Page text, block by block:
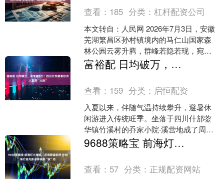
查看： 185 分类：杠杆配资公司
本文转自：人民网 2026年7月3日，安徽
芜湖繁昌区孙村镇境内的马仁山国家森
林公园云雾升腾，群峰若隐若现，宛如
一幅水墨画卷。鲁君元摄（人民图片
网）....
富裕配 日均破万，周末破3万！四川什邡避暑经济入夏即“火热”
查看： 159 分类： 启恒配资
入夏以来，伴随气温持续攀升，避暑休
闲游进入传统旺季。坐落于四川什邡蓥
华镇竹溪村的乔家小院·溪营地成了周边
市民游客的热门选择。 “自5月以来，民
宿周末客房基本处于....
9688策略宝 前海灯火璀璨，后海静谧安然 什刹海打造光影水岸间新“夜”态
查看： 57 分类： 正规配资网站